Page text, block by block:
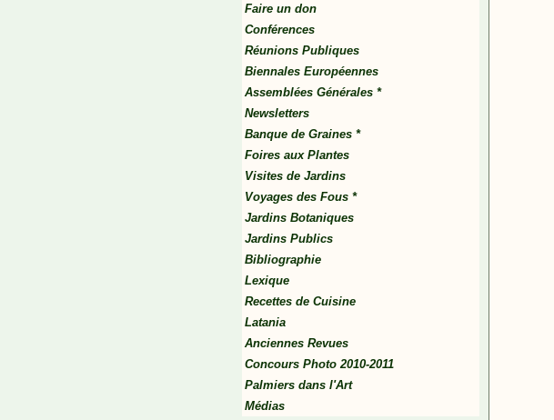
Faire un don
Conférences
Réunions Publiques
Biennales Européennes
Assemblées Générales *
Newsletters
Banque de Graines *
Foires aux Plantes
Visites de Jardins
Voyages des Fous *
Jardins Botaniques
Jardins Publics
Bibliographie
Lexique
Recettes de Cuisine
Latania
Anciennes Revues
Concours Photo 2010-2011
Palmiers dans l'Art
Médias